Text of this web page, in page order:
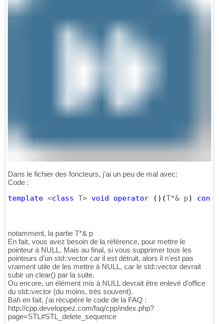
Dans le fichier des foncteurs, j'ai un peu de mal avec:
Code :
template <class T> void operator ( ) (T*& p) const
notamment, la partie T*& p
En fait, vous avez besoin de la référence, pour mettre le
pointeur à NULL. Mais au final, si vous supprimer tous les
pointeurs d'un std::vector car il est détruit, alors il n'est pas
vraiment utile de les mettre à NULL, car le std::vector devrait
subir un clear() par la suite.
Ou encore, un élément mis à NULL devrait être enlevé d'office
du std::vector (du moins, très souvent).
Bah en fait, j'ai récupéré le code de la FAQ :
http://cpp.developpez.com/faq/cpp/index.php?
page=STL#STL_delete_sequence